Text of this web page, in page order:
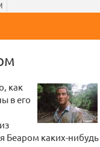
как
в его
Беаром каких-нибудь